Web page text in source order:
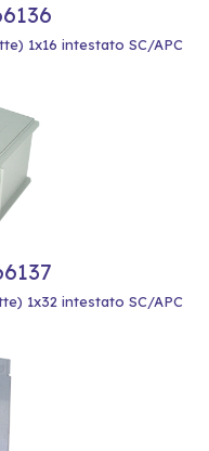
1x16 intestato SC/APC
1x32 intestato SC/APC